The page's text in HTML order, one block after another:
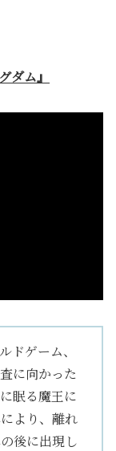
ダム』
ドゲーム、
に向かった
眠る魔王に
より、離れ
後に出現し